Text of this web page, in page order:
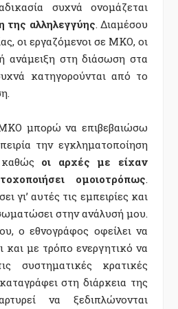
συχνά ονομάζεται
της αλληλεγγύης . Διαμέσου
οι εργαζόμενοι σε ΜΚΟ, οι
ανάμειξη στη διάσωση στα
κατηγορούνται από το
μπορώ να επιβεβαιώσω
την εγκληματοποίηση
οι αρχές με είχαν
ομοιοτρόπως.
γι’ αυτές τις εμπειρίες και
στην ανάλυσή μου.
ο εθνογράφος οφείλει να
και με τρόπο ενεργητικό να
συστηματικές κρατικές
στη διάρκεια της
να ξεδιπλώνονται